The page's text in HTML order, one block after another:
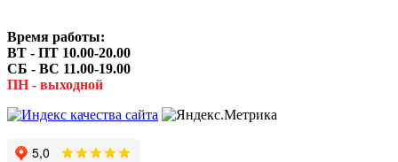
Время работы:
ВТ - ПТ 10.00-20.00
СБ - ВС 11.00-19.00
ПН - выходной